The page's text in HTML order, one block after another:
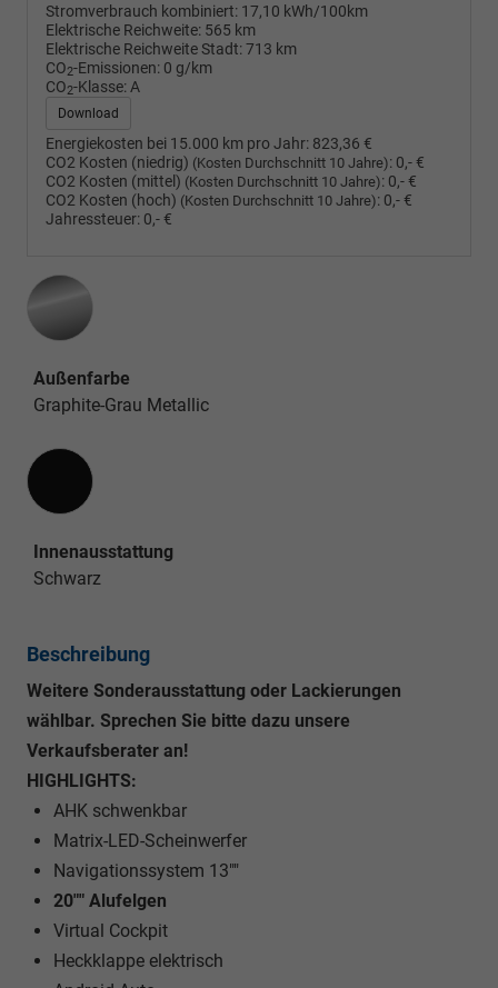
Stromverbrauch kombiniert: 17,10 kWh/100km
Elektrische Reichweite: 565 km
Elektrische Reichweite Stadt:713 km
CO2-Emissionen: 0 g/km
CO2-Klasse:A
Download
Energiekosten bei 15.000 km pro Jahr: 823,36 €
CO2 Kosten (niedrig) (Kosten Durchschnitt 10 Jahre): 0,- €
CO2 Kosten (mittel) (Kosten Durchschnitt 10 Jahre): 0,- €
CO2 Kosten (hoch) (Kosten Durchschnitt 10 Jahre): 0,- €
Jahressteuer: 0,- €
Außenfarbe
Graphite-Grau Metallic
Innenausstattung
Innenausstattung
Schwarz
Beschreibung
Weitere Sonderausstattung oder Lackierungen
wählbar. Sprechen Sie bitte dazu unsere
Verkaufsberater an!
HIGHLIGHTS:
AHK schwenkbar
Matrix-LED-Scheinwerfer
Navigationssystem 13""
20"" Alufelgen
Virtual Cockpit
Heckklappe elektrisch